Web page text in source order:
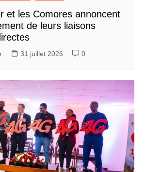
et les Comores annoncent
de leurs liaisons
31 juillet 2026 0